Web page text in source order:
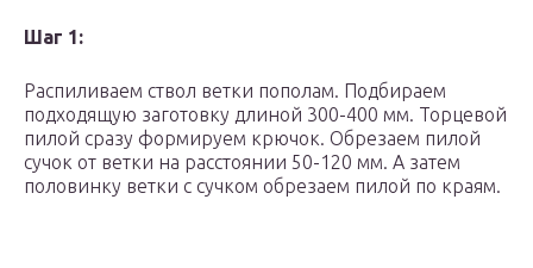
Шаг 1:
Распиливаем ствол ветки пополам. Подбираем
подходящую заготовку длиной 300-400 мм. Торцевой
пилой сразу формируем крючок. Обрезаем пилой
сучок от ветки на расстоянии 50-120 мм. А затем
половинку ветки с сучком обрезаем пилой по краям.